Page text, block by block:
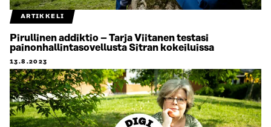
ARTIKKELI
Pirullinen addiktio – Tarja Viitanen testasi
painonhallintasovellusta Sitran kokeiluissa
13.8.2023